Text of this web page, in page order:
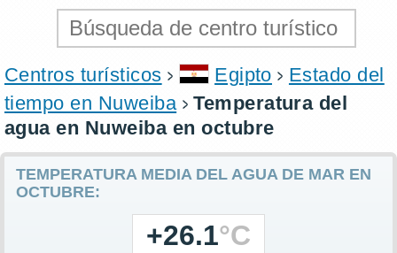
Centros turísticos Egipto
Estado del
tiempo en Nuweiba
Temperatura del
agua en Nuweiba en octubre
TEMPERATURA MEDIA DEL AGUA DE MAR EN
OCTUBRE:
+26.1°C